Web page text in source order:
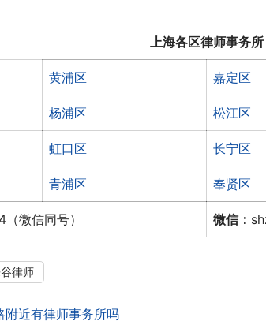
上海各区律师事务所
黄浦区 嘉定区
杨浦区 松江区
虹口区 长宁区
青浦区 奉贤区
微信同号） 微信：
律师
附近有律师事务所吗